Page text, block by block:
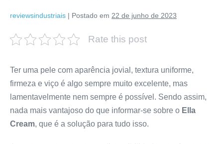
reviewsindustriais | Postado em 22 de junho de 2023
Rate this post
Ter uma pele com aparência jovial, textura uniforme,
firmeza e viço é algo sempre muito excelente, mas
lamentavelmente nem sempre é possível. Sendo assim,
nada mais vantajoso do que informar-se sobre o Ella
Cream, que é a solução para tudo isso.